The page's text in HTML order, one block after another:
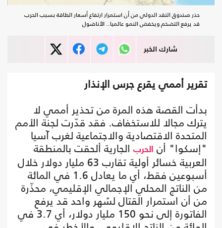
حذر صندوق النقد الدولي من أن استمرار ارتفاع أسعار الطاقة بسبب الحرب
قد يرفع التضخم ويخفض النمو عالميا.. الأناضول
شارك الخبر
تقرير أممي يقرع جرس الإنذار
بدأت القصة هذه المرة من تحذير أممي لا
يترك مجالا للاستخفاف. فقد قدّرت لجنة الأمم
المتحدة الاقتصادية والاجتماعية لغرب آسيا
"إسكوا" أن الحرب الجارية ألحقت بالمنطقة
العربية خسائر أولية تقارب 63 مليار دولار خلال
أسبوعين فقط، أي ما يعادل 1.6 في المائة
من الناتج المحلي الإجمالي الإقليمي، محذّرة
من أن استمرار القتال لشهر واحد قد يرفع
الفاتورة إلى نحو 150 مليار دولار، أي 3.7 في